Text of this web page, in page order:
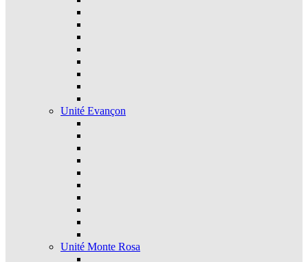
Unité Evançon
Unité Monte Rosa